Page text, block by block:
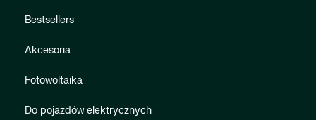
Bestsellers
Akcesoria
Fotowoltaika
Do pojazdów elektrycznych